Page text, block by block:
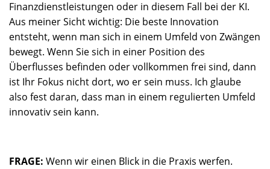
Finanzdienstleistungen oder in diesem Fall bei der KI.
Aus meiner Sicht wichtig: Die beste Innovation
entsteht, wenn man sich in einem Umfeld von Zwängen
bewegt. Wenn Sie sich in einer Position des
Überflusses befinden oder vollkommen frei sind, dann
ist Ihr Fokus nicht dort, wo er sein muss. Ich glaube
also fest daran, dass man in einem regulierten Umfeld
innovativ sein kann.
FRAGE: Wenn wir einen Blick in die Praxis werfen.